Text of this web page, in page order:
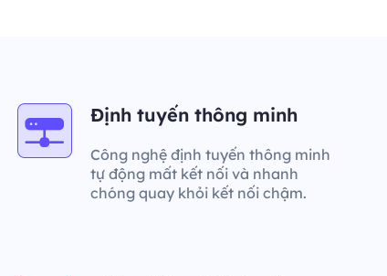
Định tuyến thông minh
Công nghệ định tuyến thông minh
tự động mất kết nối và nhanh
chóng quay khỏi kết nối chậm.